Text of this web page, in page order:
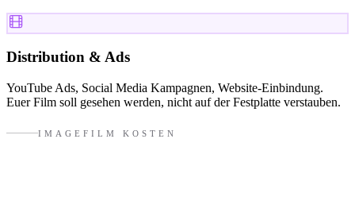
Distribution & Ads
YouTube Ads, Social Media Kampagnen, Website-Einbindung.
Euer Film soll gesehen werden, nicht auf der Festplatte verstauben.
IMAGEFILM KOSTEN